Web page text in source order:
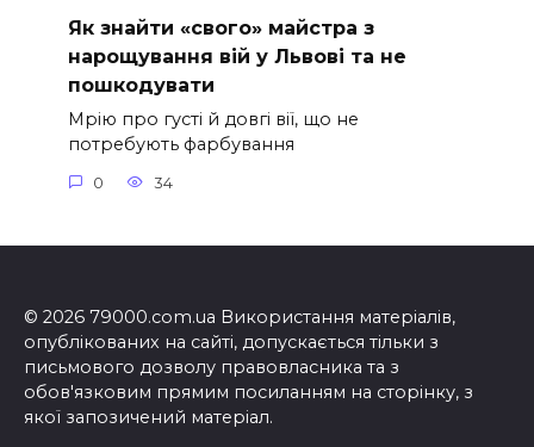
Як знайти «свого» майстра з
нарощування вій у Львові та не
пошкодувати
Мрію про густі й довгі вії, що не
потребують фарбування
0 34
© 2026 79000.com.ua Використання матеріалів,
опублікованих на сайті, допускається тільки з
письмового дозволу правовласника та з
обов'язковим прямим посиланням на сторінку, з
якої запозичений матеріал.